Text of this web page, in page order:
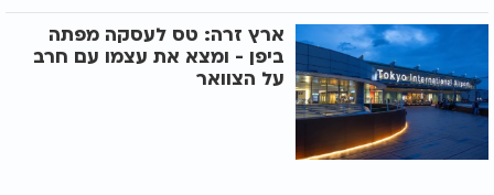
ארץ זרה: טס לעסקה מפתה
ביפן - ומצא את עצמו עם חרב
על הצוואר